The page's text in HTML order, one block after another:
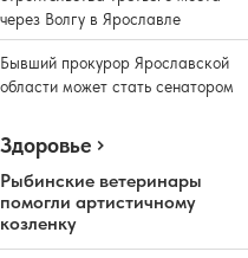
через Волгу в Ярославле
Бывший прокурор Ярославской
области может стать сенатором
Здоровье
Рыбинские ветеринары
помогли артистичному
козленку